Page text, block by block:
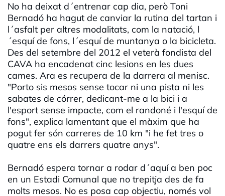
No ha deixat d´entrenar cap dia, però Toni
Bernadó ha hagut de canviar la rutina del tartan i
l´asfalt per altres modalitats, com la natació, l
´esquí de fons, l´esquí de muntanya o la bicicleta.
Des del setembre del 2012 el veterà fondista del
CAVA ha encadenat cinc lesions en les dues
cames. Ara es recupera de la darrera al menisc.
"Porto sis mesos sense tocar ni una pista ni les
sabates de córrer, dedicant-me a la bici i a
l'esport sense impacte, com el randoné i l'esquí de
fons", explica lamentant que el màxim que ha
pogut fer són carreres de 10 km "i he fet tres o
quatre ens els darrers quatre anys".
Bernadó espera tornar a rodar d´aquí a ben poc
en un Estadi Comunal que no trepitja des de fa
molts mesos. No es posa cap objectiu, només vol